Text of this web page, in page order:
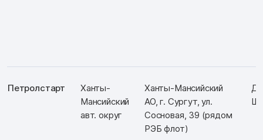
Петролстарт
Ханты-
Мансийский
авт. округ
Ханты-Мансийский
АО, г. Сургут, ул.
Сосновая, 39 (рядом
РЭБ флот)
Д:
Ш: